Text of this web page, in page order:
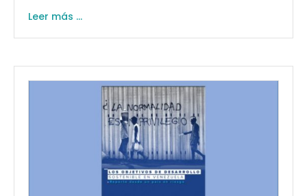
Leer más ...